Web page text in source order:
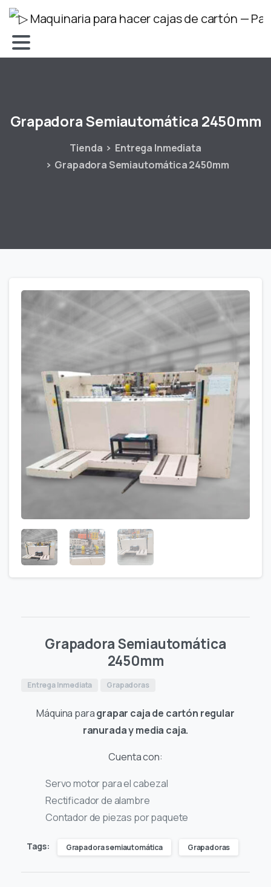
GrapadoraSemiautomática 2450mm
Tienda
Entrega Inmediata
Grapadora Semiautomática 2450mm
Grapadora Semiautomática
2450mm
Entrega Inmediata Grapadoras
Máquina paragrapar caja de cartón regular
ranurada y media caja.
Cuenta con:
Servo motor para el cabezal
Rectificador de alambre
Contador de piezas por paquete
Tags: Grapadora semiautomática Grapadoras